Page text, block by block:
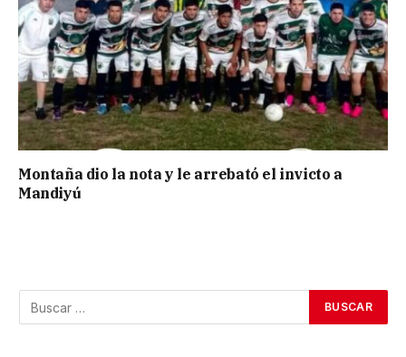
Montaña dio la nota y le arrebató el invicto a
Mandiyú